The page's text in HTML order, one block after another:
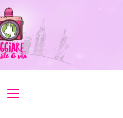
ABOUT ME
apri
menu